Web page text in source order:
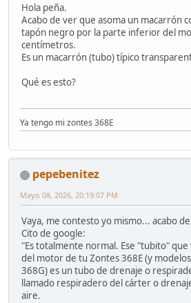
Hola peña.
Acabo de ver que asoma un macarrón
tapón negro por la parte inferior del
centímetros.
Es un macarrón (tubo) típico
Qué es esto?
Ya tengo mi zontes 368E
pepebenitez
Mayo 08, 2026, 20:19:07 PM
Vaya, me contesto yo mismo... acabo
Cito de google:
"Es totalmente normal. Ese "tubito"
del motor de tu Zontes 368E (y
368G) es un tubo de drenaje o
llamado respiradero del cárter o
aire.